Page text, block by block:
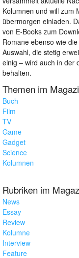
Kolumnen und will zum
übermorgen einladen.
von E-Books zum
Romane ebenso wie
Auswahl, die stetig
einig – wird auch in der
behalten.
Themen im
Buch
Film
TV
Game
Gadget
Science
Kolumnen
Rubriken im
News
Essay
Review
Kolumne
Interview
Feature